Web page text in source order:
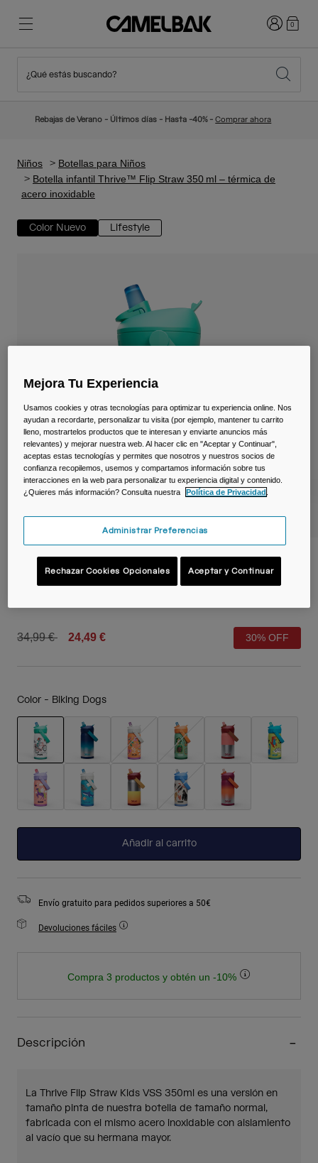
Novedades
Chalecos Hidratación
Tazas y Vasos
Bolsas Bici
Bolsas Hidratación
Accessorios
Senderismo
Viajar y estilo de vida
Adiós a los desechables
Iniciar0
¿Qué estás buscando?
Rebajas de Verano - Últimos días - Hasta -40% -Comprar ahora
Niños
Botellas para Niños
Botella infantil Thrive™ Flip Straw 350 ml – térmica de
acero inoxidable
Color Nuevo Lifestyle
Botella infantil Thrive™ Flip Straw 350 ml
– térmica de acero inoxidable
N.º de artículo38170-C87-OS
Price reduced from
34,99 €to 24,49 € 30% OFF
Color - Biking Dogs
seleccionado
Añadir al carrito
Envío gratuito para pedidos superiores a 50€
Devoluciones fáciles
Compra 3 productos y obtén un -10%
Descripción
La Thrive Flip Straw Kids VSS 350ml es una versión en
tamaño pinta de nuestra botella de tamaño normal,
fabricada con el mismo acero inoxidable con aislamiento
al vacío que su hermana mayor.
Mejora Tu Experiencia
Usamos cookies y otras tecnologías para optimizar tu experiencia online. Nos
ayudan a recordarte, personalizar tu visita (por ejemplo, mantener tu carrito
lleno, mostrartelos productos que te interesan y enviarte anuncios más
relevantes) y mejorar nuestra web. Al hacer clic en "Aceptar y Continuar",
aceptas estas tecnologías y permites que nosotros y nuestros socios de
confianza recopilemos, usemos y compartamos información sobre tus
interacciones en la web para personalizar tu experiencia digital y contenido.
¿Quieres más información? Consulta nuestra
Política de Privacidad
Administrar Preferencias
Rechazar Cookies Opcionales Aceptar y Continuar